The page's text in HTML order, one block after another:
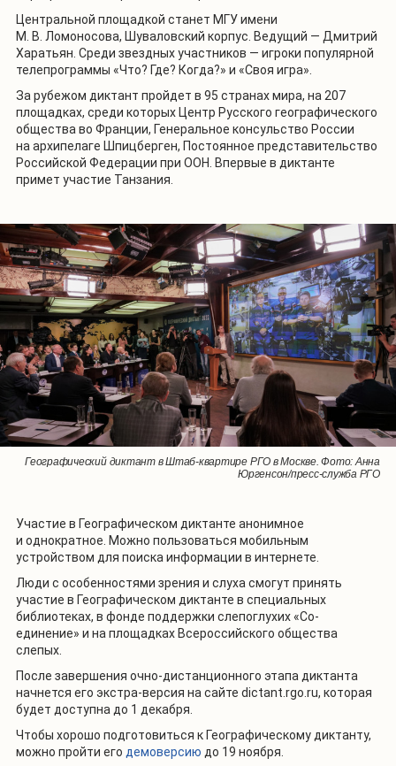
Центральной площадкой станет МГУ имени
М. В. Ломоносова, Шуваловский корпус. Ведущий — Дмитрий
Харатьян. Среди звездных участников — игроки популярной
телепрограммы «Что? Где? Когда?» и «Своя игра».
За рубежом диктант пройдет в 95 странах мира, на 207
площадках, среди которых Центр Русского географического
общества во Франции, Генеральное консульство России
на архипелаге Шпицберген, Постоянное представительство
Российской Федерации при ООН. Впервые в диктанте
примет участие Танзания.
Географический диктант в Штаб-квартире РГО в Москве. Фото: Анна
Юргенсон/пресс-служба РГО
Участие в Географическом диктанте анонимное
и однократное. Можно пользоваться мобильным
устройством для поиска информации в интернете.
Люди с особенностями зрения и слуха смогут принять
участие в Географическом диктанте в специальных
библиотеках, в фонде поддержки слепоглухих «Со-
единение» и на площадках Всероссийского общества
слепых.
После завершения очно-дистанционного этапа диктанта
начнется его экстра-версия на сайте dictant.rgo.ru, которая
будет доступна до 1 декабря.
Чтобы хорошо подготовиться к Географическому диктанту,
можно пройти его демоверсию до 19 ноября.